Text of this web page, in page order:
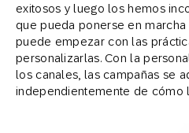
exitosos y luego los hemos
que pueda ponerse en
puede empezar con las
personalizarlas. Con la
los canales, las campañas se
independientemente de cómo